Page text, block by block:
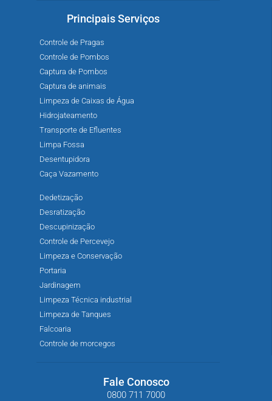
Principais Serviços
Controle de Pragas
Controle de Pombos
Captura de Pombos
Captura de animais
Limpeza de Caixas de Água
Hidrojateamento
Transporte de Efluentes
Limpa Fossa
Desentupidora
Caça Vazamento
Dedetização
Desratização
Descupinização
Controle de Percevejo
Limpeza e Conservação
Portaria
Jardinagem
Limpeza Técnica industrial
Limpeza de Tanques
Falcoaria
Controle de morcegos
Fale Conosco
0800 711 7000